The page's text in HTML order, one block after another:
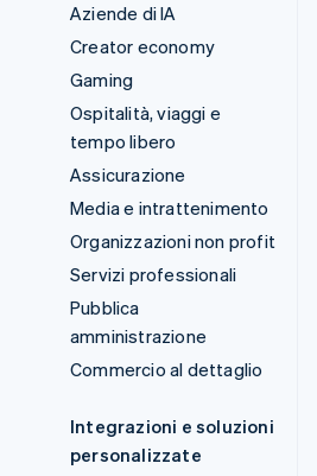
Aziende di IA
Creator economy
Gaming
Ospitalità, viaggi e
tempo libero
Assicurazione
Media e intrattenimento
Organizzazioni non profit
Servizi professionali
Pubblica
amministrazione
Commercio al dettaglio
Integrazioni e soluzioni
personalizzate